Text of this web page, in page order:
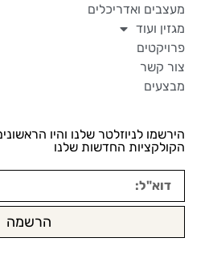
מעצבים ואדריכלים
מגזין ועוד
פרויקטים
צור קשר
מבצעים
הירשמו לניוזלטר שלנו והיו
הקולקציות החדשות שלנו
הרשמה